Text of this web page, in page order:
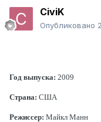
CiviK
Опубликовано
Год выпуска: 2009
Страна: США
Режиссер: Майкл Манн